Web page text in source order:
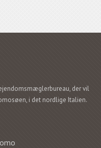
der vil
i det nordlige Italien.